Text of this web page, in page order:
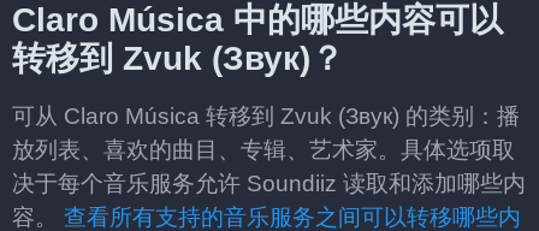
Claro Música 中的哪些内容可以
转移到 Zvuk (Звук)？
可从 Claro Música 转移到 Zvuk (Звук) 的类别：播
放列表、喜欢的曲目、专辑、艺术家。具体选项取
决于每个音乐服务允许 Soundiiz 读取和添加哪些内
容。 查看所有支持的音乐服务之间可以转移哪些内